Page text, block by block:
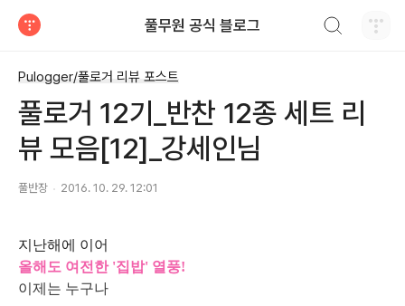
풀무원 공식 블로그
Pulogger/풀로거 리뷰 포스트
풀로거 12기_반찬 12종 세트 리
뷰 모음[12]_강세인님
풀반장 2016. 10. 29. 12:01
지난해에 이어
올해도 여전한 '집밥' 열풍!
이제는 누구나